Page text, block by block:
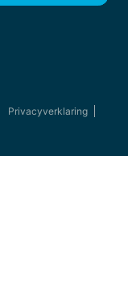
Privacyverklaring